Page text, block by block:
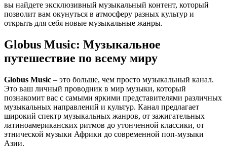
вы найдете эксклюзивный музыкальный контент, который
позволит вам окунуться в атмосферу разных культур и
открыть для себя новые музыкальные жанры.
Globus Music: Музыкальное
путешествие по всему миру
Globus Music – это больше, чем просто музыкальный канал.
Это ваш личный проводник в мир музыки, который
познакомит вас с самыми яркими представителями различных
музыкальных направлений и культур. Канал предлагает
широкий спектр музыкальных жанров, от зажигательных
латиноамериканских ритмов до утонченной классики, от
этнической музыки Африки до современной поп-музыки
Азии.